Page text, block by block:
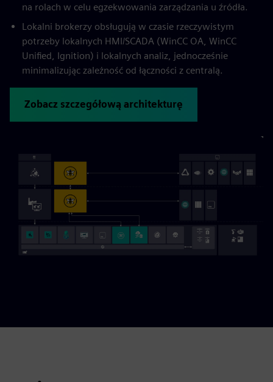
na rolach w celu egzekwowania zarządzania u źródła.
Lokalni brokerzy obsługują w czasie rzeczywistym
potrzeby lokalnych HMI/SCADA (WinCC OA, WinCC
Unified, Ignition) i lokalnych analiz, jednocześnie
minimalizując zależność od łączności z centralą.
Zobacz szczegółową architekturę